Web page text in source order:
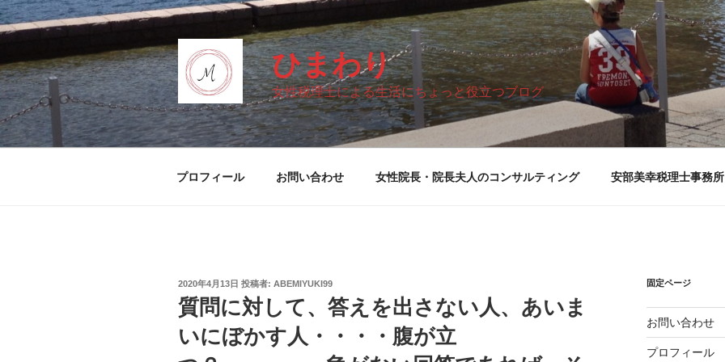
コ
ン
ン
ツ
へ
ス
キ
ひまわり
女性税理士による生活にちょっと役立つブログ
プロフィール お問い合わせ 女性院長・院長夫人のコンサルティング 安部美幸税理士事務所
投
稿
日:
2020年4月13日 投稿者: ABEMIYUKI99
質問に対して、答えを出さない人、あいま
いにぼかす人・・・・腹が立
固定ページ
お問い合わせ
プロフィール